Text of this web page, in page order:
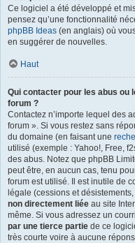
Ce logiciel a été développé et
pensez qu’une fonctionnalité
phpBB Ideas (en anglais) où
en suggérer de nouvelles.
Haut
Qui contacter pour les abus ou
forum ?
Contactez n’importe lequel des
forum ». Si vous restez sans
du domaine (en faisant une
utilisé (exemple : Yahoo!, Free,
des abus. Notez que phpBB
peut être, en aucun cas, tenu
forum est utilisé. Il est inutile de
légale (cessions et
non directement liée au site
même. Si vous adressez un
par une tierce partie de ce
très courte voire à aucune